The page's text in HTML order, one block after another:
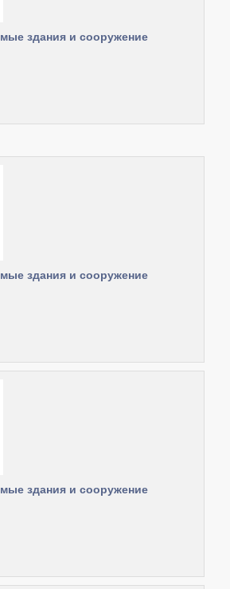
здания и сооружение
здания и сооружение
здания и сооружение